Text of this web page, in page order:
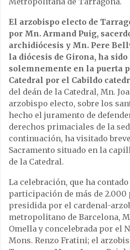
El arzobispo electo de
por Mn. Armand Puig,
archidiócesis y Mn. Pere
la diócesis de Girona, ha
solemnemente en la puerta
Catedral por el Cabildo
del deán de la Catedral, Mn.
arzobispo electo, sobre los
hecho el juramento de
derechos primaciales de la
continuación, ha visitado
Sacramento situado en la
de la Catedral.
La celebración, que ha
participación de más de 2.000
presidida por el cardenal-
metropolitano de Barcelona,
Omella y concelebrada por el
Mons. Renzo Fratini; el